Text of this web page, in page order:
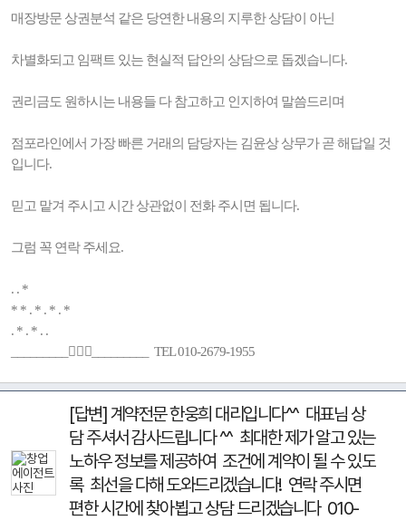
매장방문 상권분석 같은 당연한 내용의 지루한 상담이 아닌
차별화되고 임팩트 있는 현실적 답안의 상담으로 돕겠습니다.
권리금도 원하시는 내용들 다 참고하고 인지하여 말씀드리며
점포라인에서 가장 빠른 거래의 담당자는 김윤상 상무가 곧 해답일 것
입니다.
믿고 맡겨 주시고 시간 상관없이 전화 주시면 됩니다.
그럼 꼭 연락 주세요.
. . *
* * . * . * . *
. * . * . .
_________🚶🏻‍♂️_________ TEL 010-2679-1955
[답변] 계약전문 한웅희 대리입니다^^ 대표님 상
담 주셔서 감사드립니다 ^^ 최대한 제가 알고 있는
노하우 정보를 제공하여 조건에 계약이 될 수 있도
록 최선을 다해 도와드리겠습니다! 연락 주시면
편한 시간에 찾아뵙고 상담 드리겠습니다 010-